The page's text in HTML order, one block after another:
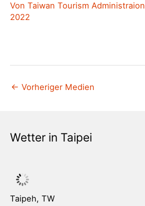
Von Taiwan Tourism Administraion
2022
← Vorheriger Medien
Wetter in Taipei
Taipeh, TW